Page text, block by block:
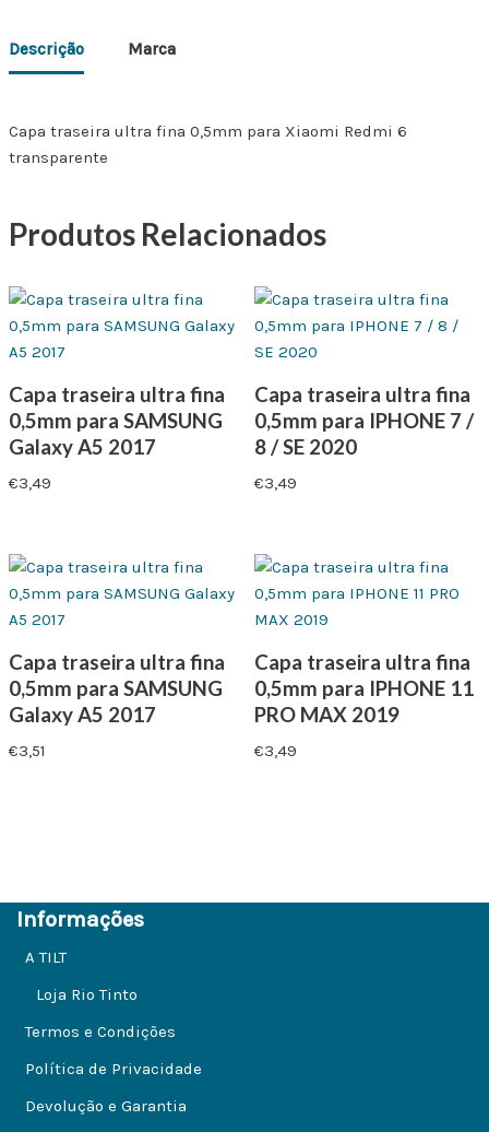
Descrição Marca
Capa traseira ultra fina 0,5mm para Xiaomi Redmi 6
transparente
Produtos Relacionados
Capa traseira ultra fina
0,5mm para SAMSUNG
Galaxy A5 2017
€3,49
Capa traseira ultra fina
0,5mm para IPHONE 7 /
8 / SE 2020
€3,49
Capa traseira ultra fina
0,5mm para SAMSUNG
Galaxy A5 2017
€3,51
Capa traseira ultra fina
0,5mm para IPHONE 11
PRO MAX 2019
€3,49
Informações
A TILT
Loja Rio Tinto
Termos e Condições
Política de Privacidade
Devolução e Garantia